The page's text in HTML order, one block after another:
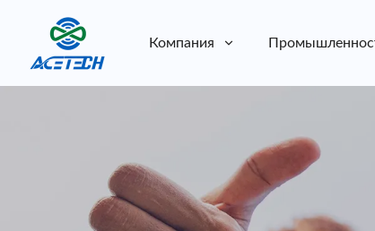
Компания
Устойчивое развитие